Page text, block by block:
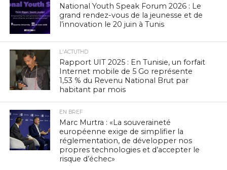
National Youth Speak Forum 2026 : Le
grand rendez-vous de la jeunesse et de
l’innovation le 20 juin à Tunis
L'ACTUTHD
Rapport UIT 2025 : En Tunisie, un forfait
Internet mobile de 5 Go représente
1,53 % du Revenu National Brut par
habitant par mois
EN BREF
Marc Murtra : «La souveraineté
européenne exige de simplifier la
réglementation, de développer nos
propres technologies et d’accepter le
risque d’échec»